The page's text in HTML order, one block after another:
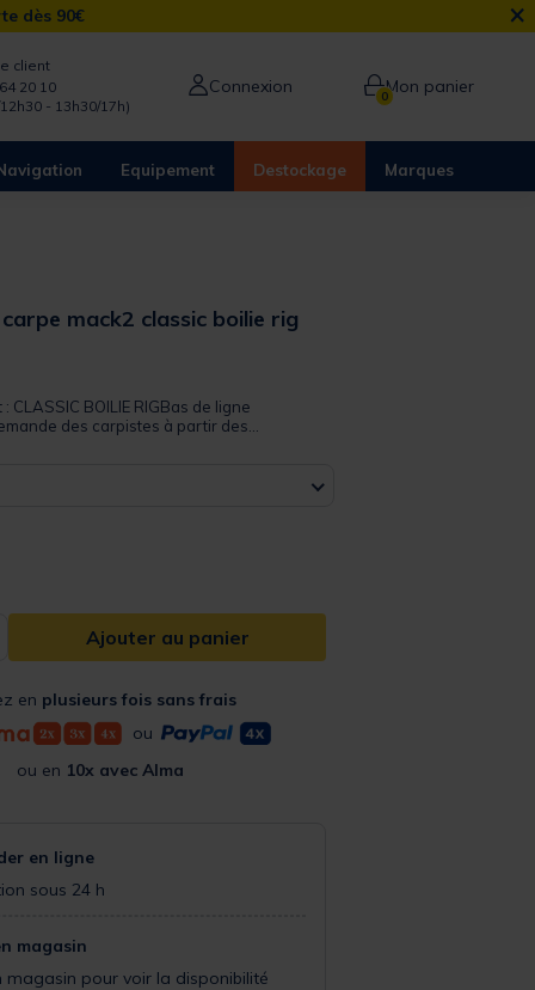
dès 90€ ×
client
20 10
- 13h30/17h)
Connexion 0Mon panier
Equipement Destockage Marques
mack2 classic boilie rig
CLASSIC BOILIE RIGBas de ligne
des carpistes à partir des...
Ajouter au panier
en plusieurs fois sans frais
ou
ou en 10x avec Alma
en ligne
sous 24 h
magasin
magasin pour voir la disponibilité